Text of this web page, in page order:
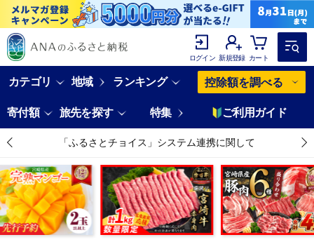
ログイン 新規登録 カート
カテゴリ 地域 ランキング 控除額を調べる
寄付額 旅先を探す 特集 ご利用ガイド
「ふるさとチョイス」システム連携に関して